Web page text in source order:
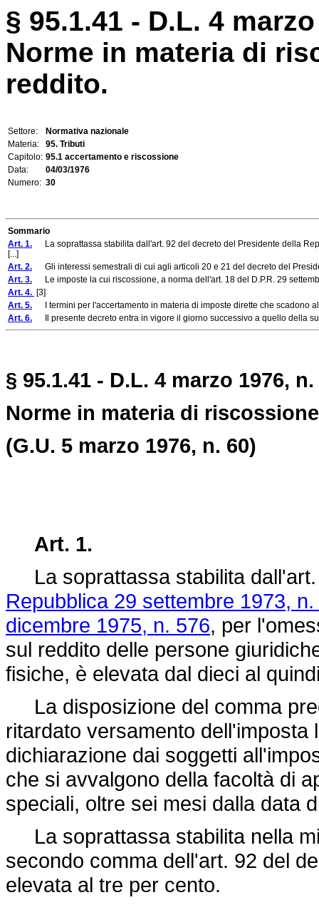
§ 95.1.41 - D.L. 4
Norme in materia di
reddito.
Settore:
Normativa nazionale
Materia:
95. Tributi
Capitolo: 95.1 accertamento e riscossione
Data:
04/03/1976
Numero: 30
Sommario
Art. 1. La soprattassa stabilita dall'art. 92 del decreto del Presidente della
[...]
Art. 2. Gli interessi semestrali di cui agli articoli 20 e 21 del decreto del
Art. 3. Le imposte la cui riscossione, a norma dell'art. 18 del D.P.R. 29
Art. 4. [3]
Art. 5. I termini per l'accertamento in materia di imposte dirette che scadono
Art. 6. Il presente decreto entra in vigore il giorno successivo a quello della
§ 95.1.41 - D.L. 4 marzo 1976,
Norme in materia di
(G.U. 5 marzo 1976, n. 60)
Art. 1.
La soprattassa stabilita
Repubblica 29 settembre 1973,
dicembre 1975, n. 576, per
sul reddito delle persone
fisiche, è elevata dal dieci al
La disposizione del comma
ritardato versamento
dichiarazione dai soggetti
che si avvalgono della facoltà di
speciali, oltre sei mesi dalla data
La soprattassa stabilita nella
secondo comma dell'art. 92 del
elevata al tre per cento.